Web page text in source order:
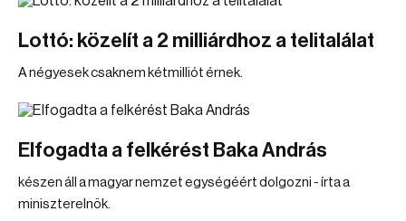
Lottó: közelít a 2 milliárdhoz a telitalálat
A négyesek csaknem kétmilliót érnek.
Elfogadta a felkérést Baka András
készen áll a magyar nemzet egységéért dolgozni - írta a
miniszterelnök.